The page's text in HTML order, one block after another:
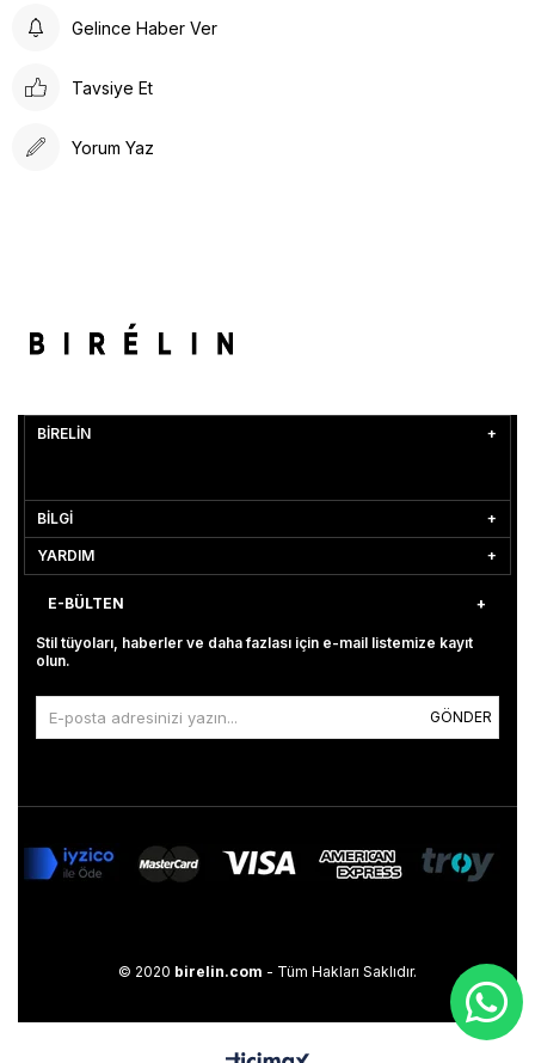
Gelince Haber Ver
Tavsiye Et
Yorum Yaz
BİRELİN
BİLGİ
YARDIM
E-BÜLTEN
Stil tüyoları, haberler ve daha fazlası için e-mail listemize kayıt
olun.
GÖNDER
© 2020 birelin.com - Tüm Hakları Saklıdır.